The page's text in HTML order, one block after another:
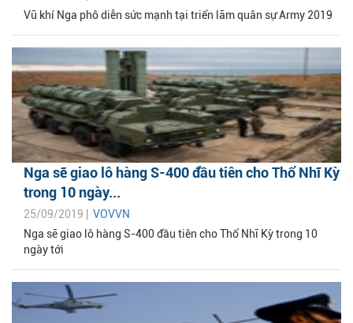
Vũ khí Nga phô diễn sức mạnh tại triển lãm quân sự Army 2019
Nga sẽ giao lô hàng S-400 đầu tiên cho Thổ Nhĩ Kỳ
trong 10 ngày...
25/09/2019 | VOVVN
Nga sẽ giao lô hàng S-400 đầu tiên cho Thổ Nhĩ Kỳ trong 10
ngày tới